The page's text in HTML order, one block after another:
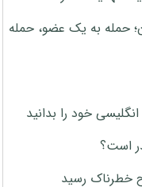
حمله به یک عضو، حمله
خود را بدانید
خطرناک رسید